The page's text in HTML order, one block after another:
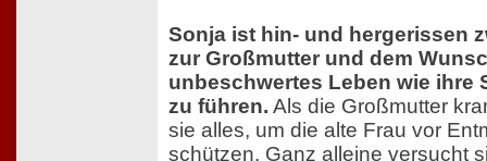
Sonja ist hin- und hergerissen
zur Großmutter und dem
unbeschwertes Leben wie ihre
zu führen. Als die Großmutter
sie alles, um die alte Frau vor
schützen. Ganz alleine versucht